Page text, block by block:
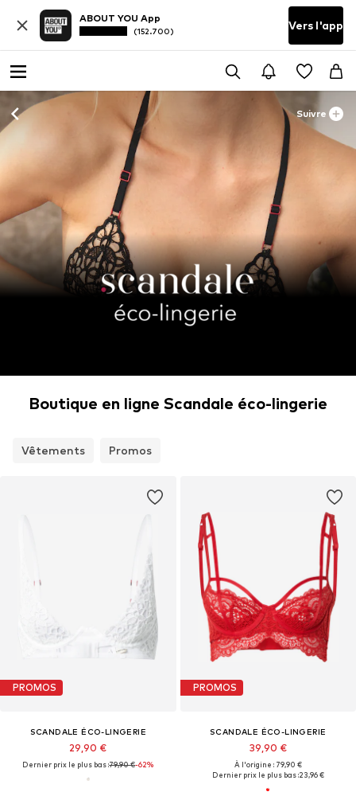
ABOUT YOU App
(152.700) Vers l'app
Suivre
Boutique en ligne Scandale éco-lingerie
Vêtements Promos
PROMOS
SCANDALE ÉCO-LINGERIE
29,90 €
Dernier prix le plus bas :79,90 €-62%
PROMOS
SCANDALE ÉCO-LINGERIE
39,90 €
À l'origine : 79,90 €
Dernier prix le plus bas :23,96 €